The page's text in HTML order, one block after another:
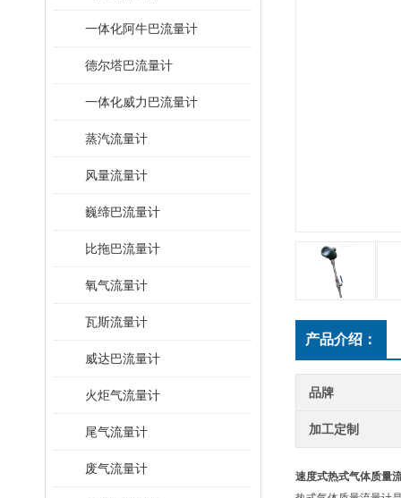
一体化阿牛巴流量计
德尔塔巴流量计
一体化威力巴流量计
蒸汽流量计
风量流量计
巍缔巴流量计
比拖巴流量计
氧气流量计
瓦斯流量计
威达巴流量计
火炬气流量计
尾气流量计
废气流量计
产品介绍：
品牌
加工定制
速度式热式气体质量